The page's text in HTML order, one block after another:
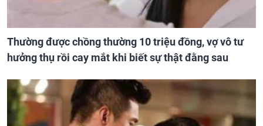
Thường được chồng thường 10 triệu đồng, vợ vô tư
hưởng thụ rồi cay mắt khi biết sự thật đằng sau